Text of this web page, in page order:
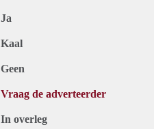
Ja
Kaal
Geen
Vraag de adverteerder
In overleg